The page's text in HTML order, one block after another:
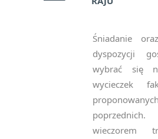
empty.
Śniadanie
dyspozycji
wybrać się
wycieczek
wieczorem